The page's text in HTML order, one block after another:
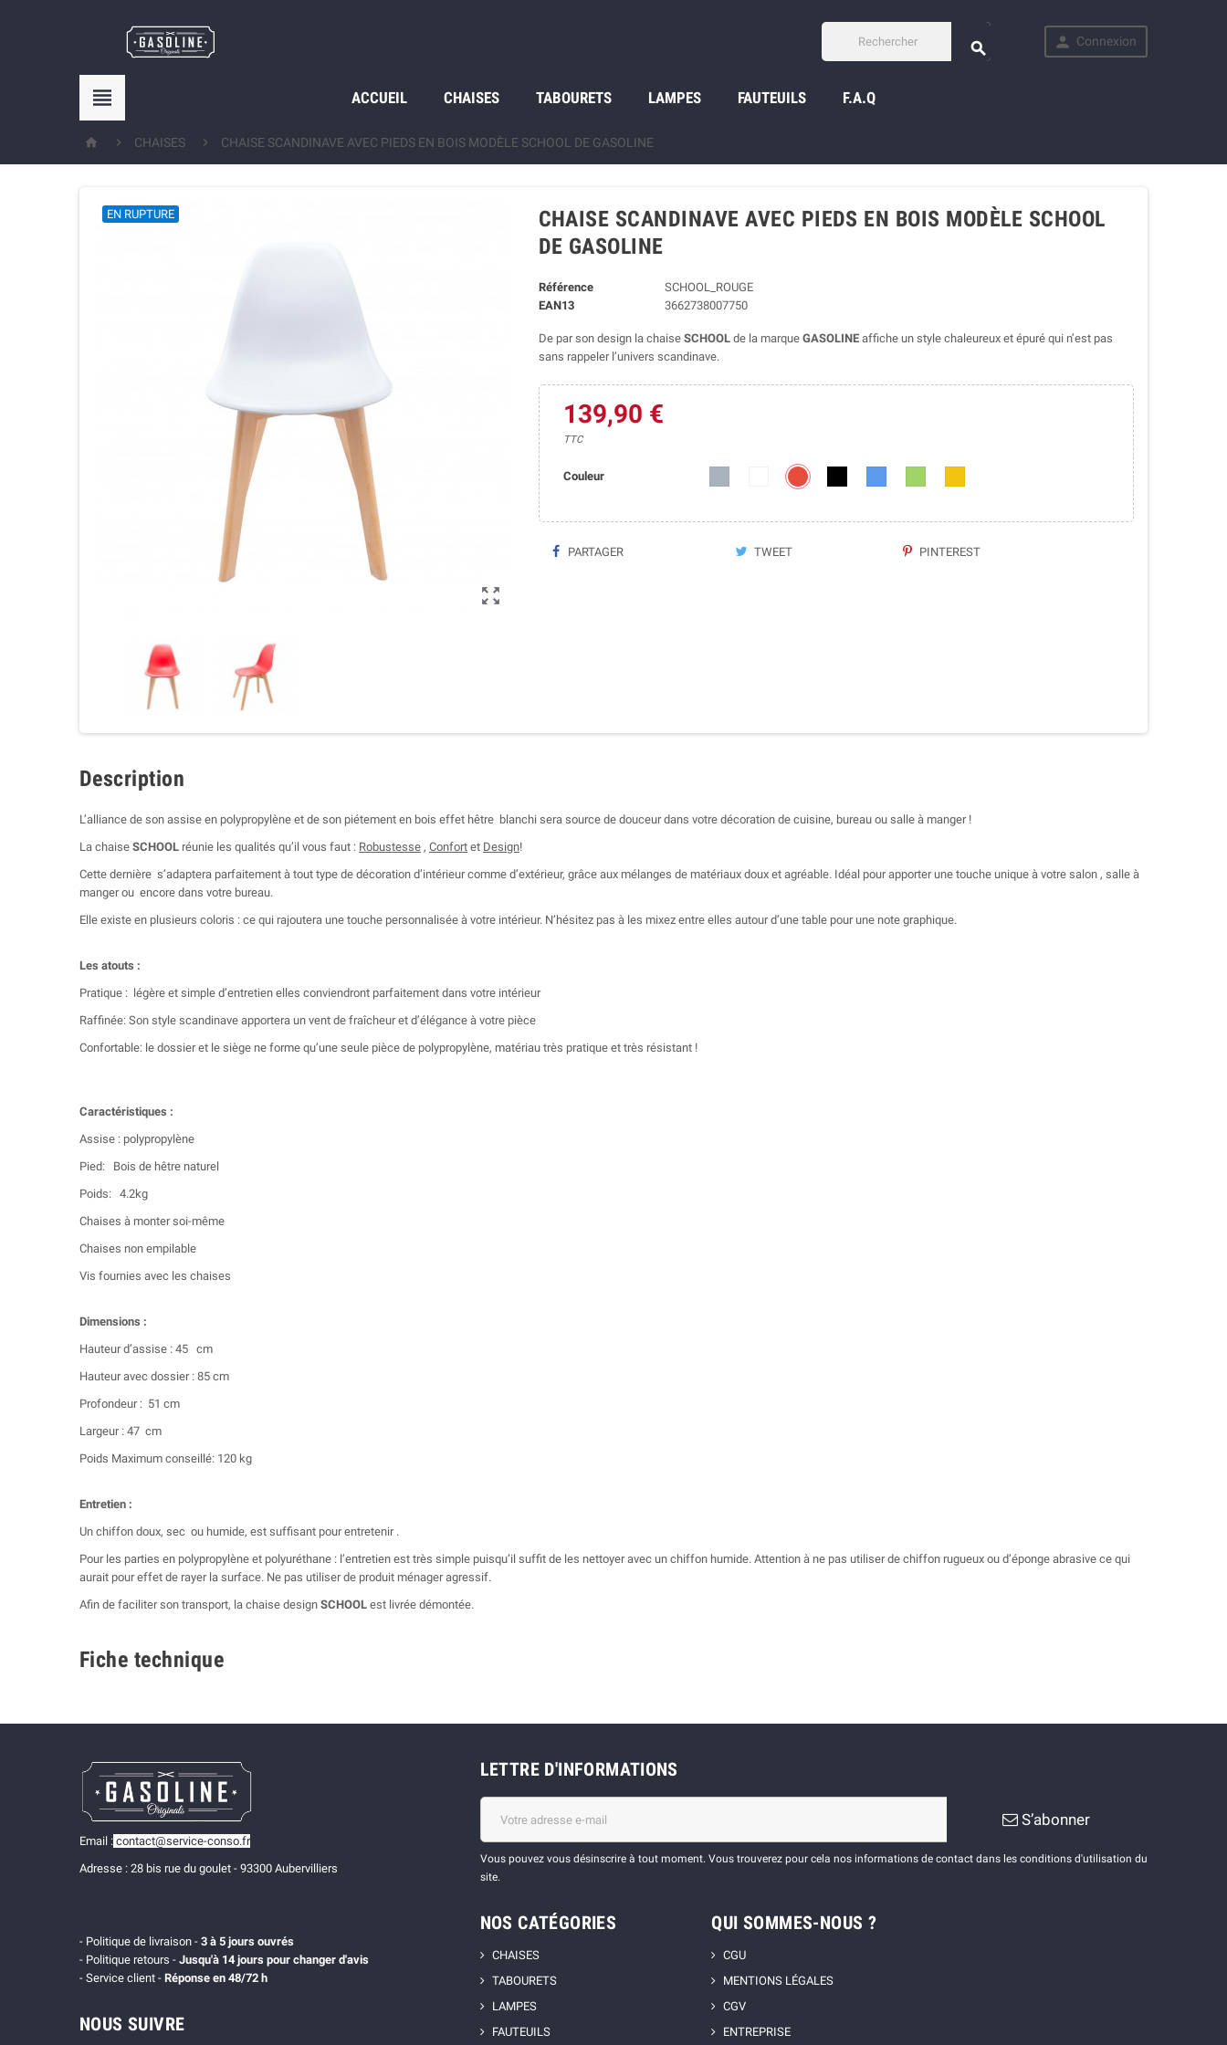
  Connexion
 ACCUEIL CHAISES TABOURETS LAMPES FAUTEUILS F.A.Q
  CHAISES  CHAISE SCANDINAVE AVEC PIEDS EN BOIS MODÈLE SCHOOL DE GASOLINE

EN RUPTURE
CHAISE SCANDINAVE AVEC PIEDS EN BOIS MODÈLE SCHOOL
DE GASOLINE
Référence
SCHOOL_ROUGE
EAN13
3662738007750
De par son design la chaise SCHOOLde la marque GASOLINEaffiche un style chaleureux et épuré qui n’est pas
sans rappeler l’univers scandinave.
139,90 €
TTC
Couleur
PARTAGER TWEET PINTEREST
Description
L’alliance de son assise en polypropylène et de son piétement en bois effet hêtre blanchi sera source de douceur dans votre décoration de cuisine, bureau ou salle à manger !
La chaise SCHOOL réunie les qualités qu’il vous faut : Robustesse , Confort et Design!
Cette dernière s’adaptera parfaitement à tout type de décoration d’intérieur comme d’extérieur, grâce aux mélanges de matériaux doux et agréable. Idéal pour apporter une touche unique à votre salon , salle à
manger ou encore dans votre bureau.
Elle existe en plusieurs coloris : ce qui rajoutera une touche personnalisée à votre intérieur. N’hésitez pas à les mixez entre elles autour d’une table pour une note graphique.
Les atouts :
Pratique : légère et simple d’entretien elles conviendront parfaitement dans votre intérieur
Raffinée: Son style scandinave apportera un vent de fraîcheur et d’élégance à votre pièce
Confortable: le dossier et le siège ne forme qu’une seule pièce de polypropylène, matériau très pratique et très résistant !
Caractéristiques :
Assise : polypropylène
Pied: Bois de hêtre naturel
Poids: 4.2kg
Chaises à monter soi-même
Chaises non empilable
Vis fournies avec les chaises
Dimensions :
Hauteur d’assise : 45 cm
Hauteur avec dossier : 85 cm
Profondeur : 51 cm
Largeur : 47 cm
Poids Maximum conseillé: 120 kg
Entretien :
Un chiffon doux, sec ou humide, est suffisant pour entretenir .
Pour les parties en polypropylène et polyuréthane : l’entretien est très simple puisqu’il suffit de les nettoyer avec un chiffon humide. Attention à ne pas utiliser de chiffon rugueux ou d’éponge abrasive ce qui
aurait pour effet de rayer la surface. Ne pas utiliser de produit ménager agressif.
Afin de faciliter son transport, la chaise design SCHOOL est livrée démontée.
Fiche technique
Email : contact@service-conso.fr
Adresse : 28 bis rue du goulet - 93300 Aubervilliers
- Politique de livraison - 3 à 5 jours ouvrés
- Politique retours - Jusqu'à 14 jours pour changer d'avis
- Service client - Réponse en 48/72 h
NOUS SUIVRE
LETTRE D'INFORMATIONS
S’abonner
Vous pouvez vous désinscrire à tout moment. Vous trouverez pour cela nos informations de contact dans les conditions d'utilisation du
site.
NOS CATÉGORIES
CHAISES
TABOURETS
LAMPES
FAUTEUILS
QUI SOMMES-NOUS ?
CGU
MENTIONS LÉGALES
CGV
ENTREPRISE